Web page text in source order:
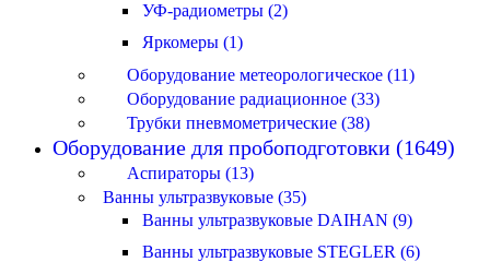
УФ-радиометры (2)
Яркомеры (1)
Оборудование метеорологическое (11)
Оборудование радиационное (33)
Трубки пневмометрические (38)
Оборудование для пробоподготовки (1649)
Аспираторы (13)
Ванны ультразвуковые (35)
Ванны ультразвуковые DAIHAN (9)
Ванны ультразвуковые STEGLER (6)